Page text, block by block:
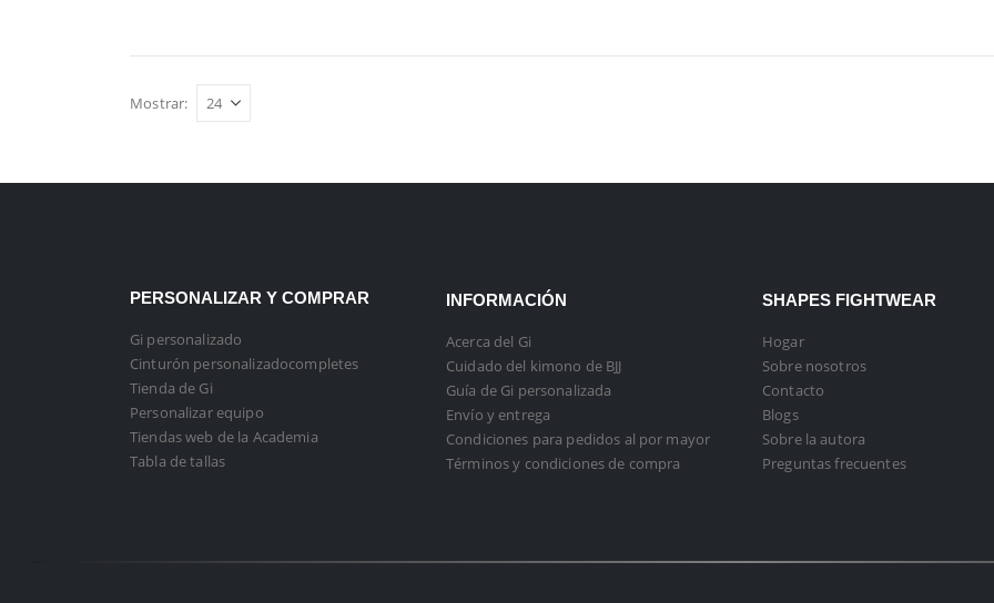
Mostrar:
PERSONALIZAR Y COMPRAR
Gi personalizado
Cinturón personalizadocompletes
Tienda de Gi
Personalizar equipo
Tiendas web de la Academia
Tabla de tallas
INFORMACIÓN
Acerca del Gi
Cuidado del kimono de BJJ
Guía de Gi personalizada
Envío y entrega
Condiciones para pedidos al por mayor
Términos y condiciones de compra
SHAPES FIGHTWEAR
Hogar
Sobre nosotros
Contacto
Blogs
Sobre la autora
Preguntas frecuentes